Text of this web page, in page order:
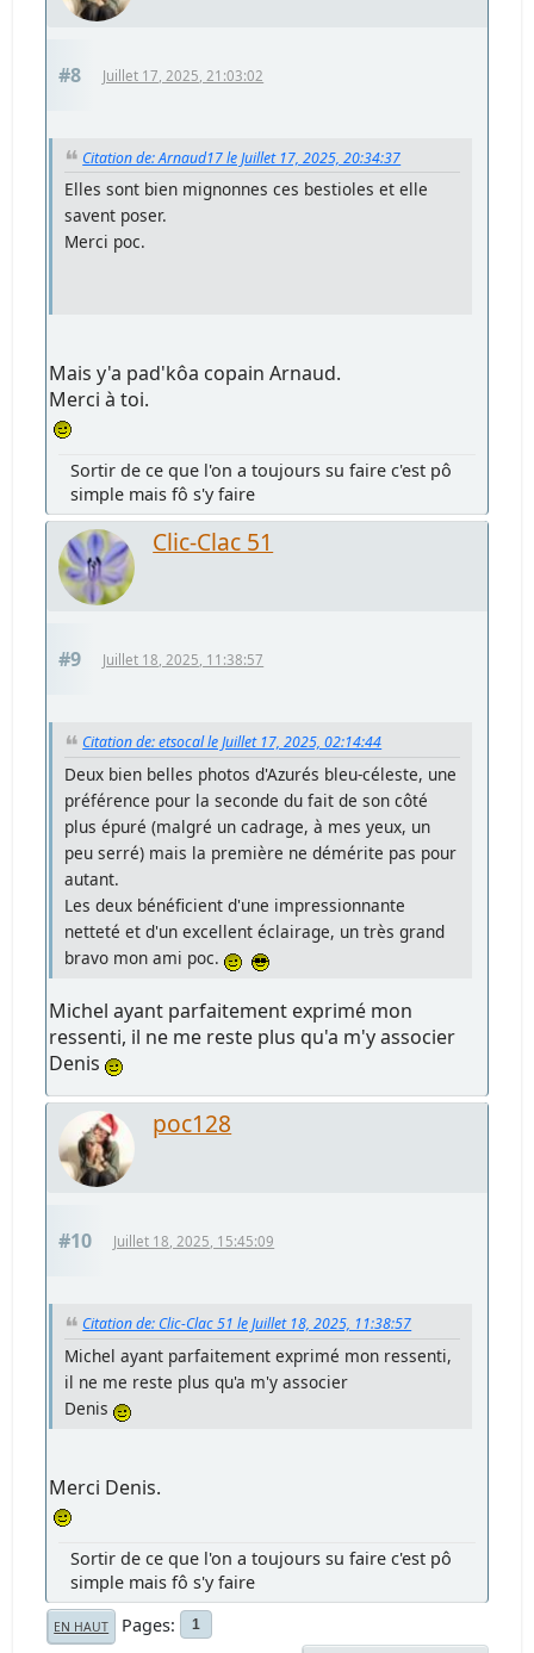
#8 Juillet 17, 2025, 21:03:02
Citation de: Arnaud17 le Juillet 17, 2025, 20:34:37
Elles sont bien mignonnes ces bestioles et elle
savent poser.
Merci poc.
Mais y'a pad'kôa copain Arnaud.
Merci à toi.
Sortir de ce que l'on a toujours su faire c'est pô
simple mais fô s'y faire
Clic-Clac 51
#9 Juillet 18, 2025, 11:38:57
Citation de: etsocal le Juillet 17, 2025, 02:14:44
Deux bien belles photos d'Azurés bleu-céleste, une
préférence pour la seconde du fait de son côté
plus épuré (malgré un cadrage, à mes yeux, un
peu serré) mais la première ne démérite pas pour
autant.
Les deux bénéficient d'une impressionnante
netteté et d'un excellent éclairage, un très grand
bravo mon ami poc.
Michel ayant parfaitement exprimé mon
ressenti, il ne me reste plus qu'a m'y associer
Denis
poc128
#10 Juillet 18, 2025, 15:45:09
Citation de: Clic-Clac 51 le Juillet 18, 2025, 11:38:57
Michel ayant parfaitement exprimé mon ressenti,
il ne me reste plus qu'a m'y associer
Denis
Merci Denis.
Sortir de ce que l'on a toujours su faire c'est pô
simple mais fô s'y faire
EN HAUT Pages 1